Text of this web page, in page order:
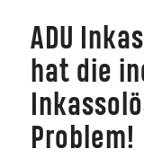
ADU
hat die
Problem!